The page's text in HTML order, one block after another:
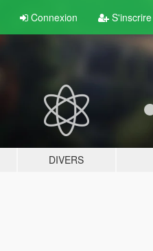
Connexion S'inscrire
DIVERS